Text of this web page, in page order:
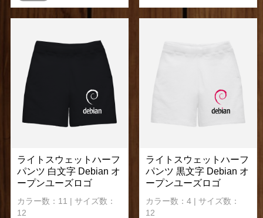
ライトスウェットハーフ
パンツ 白文字 Debian オ
ープンユーズロゴ
カラー数：11 | サイズ数：
12
ライトスウェットハーフ
パンツ 黒文字 Debian オ
ープンユーズロゴ
カラー数：4 | サイズ数：
12